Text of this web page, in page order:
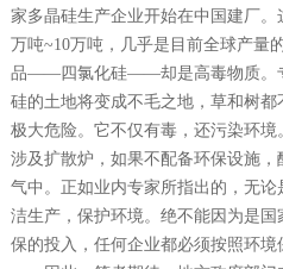
家多晶硅生产企业开始在中国建厂
万吨~10万吨，几乎是目前全球产量
品——四氯化硅——却是高毒物质。
硅的土地将变成不毛之地，草和树
极大危险。它不仅有毒，还污染环
涉及扩散炉，如果不配备环保设施
气中。正如业内专家所指出的，无
洁生产，保护环境。绝不能因为是
保的投入，任何企业都必须按照环境